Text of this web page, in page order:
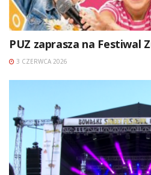
PUZ zaprasza na Festiwal
3 CZERWCA 2026